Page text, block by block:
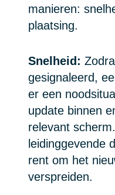
manieren:
plaatsing.
Snelheid:
gesignaleerd,
er een
update binnen
relevant
leidinggevende
rent om het
verspreiden.